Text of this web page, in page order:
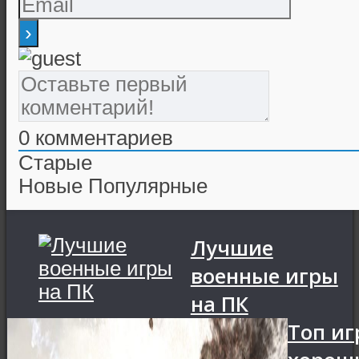
0 комментариев
Старые
Новые Популярные
Лучшие
военные игры
на ПК
Топ